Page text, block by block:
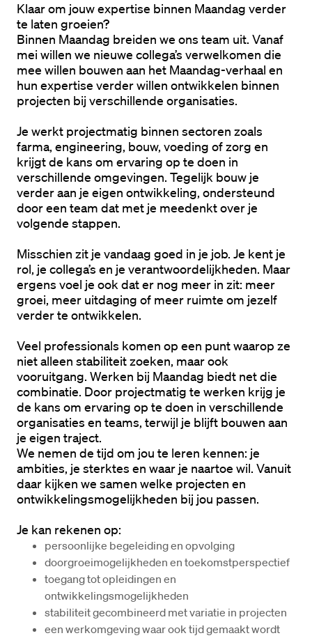
Klaar om jouw expertise binnen Maandag verder
te laten groeien?
Binnen Maandag breiden we ons team uit. Vanaf
mei willen we nieuwe collega’s verwelkomen die
mee willen bouwen aan het Maandag-verhaal en
hun expertise verder willen ontwikkelen binnen
projecten bij verschillende organisaties.
Je werkt projectmatig binnen sectoren zoals
farma, engineering, bouw, voeding of zorg en
krijgt de kans om ervaring op te doen in
verschillende omgevingen. Tegelijk bouw je
verder aan je eigen ontwikkeling, ondersteund
door een team dat met je meedenkt over je
volgende stappen.
Misschien zit je vandaag goed in je job. Je kent je
rol, je collega’s en je verantwoordelijkheden. Maar
ergens voel je ook dat er nog meer in zit: meer
groei, meer uitdaging of meer ruimte om jezelf
verder te ontwikkelen.
Veel professionals komen op een punt waarop ze
niet alleen stabiliteit zoeken, maar ook
vooruitgang. Werken bij Maandag biedt net die
combinatie. Door projectmatig te werken krijg je
de kans om ervaring op te doen in verschillende
organisaties en teams, terwijl je blijft bouwen aan
je eigen traject.
We nemen de tijd om jou te leren kennen: je
ambities, je sterktes en waar je naartoe wil. Vanuit
daar kijken we samen welke projecten en
ontwikkelingsmogelijkheden bij jou passen.
Je kan rekenen op:
persoonlijke begeleiding en opvolging
doorgroeimogelijkheden en toekomstperspectief
toegang tot opleidingen en
ontwikkelingsmogelijkheden
stabiliteit gecombineerd met variatie in projecten
een werkomgeving waar ook tijd gemaakt wordt